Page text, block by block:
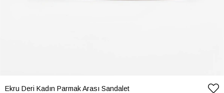
Ekru Deri Kadın Parmak Arası Sandalet